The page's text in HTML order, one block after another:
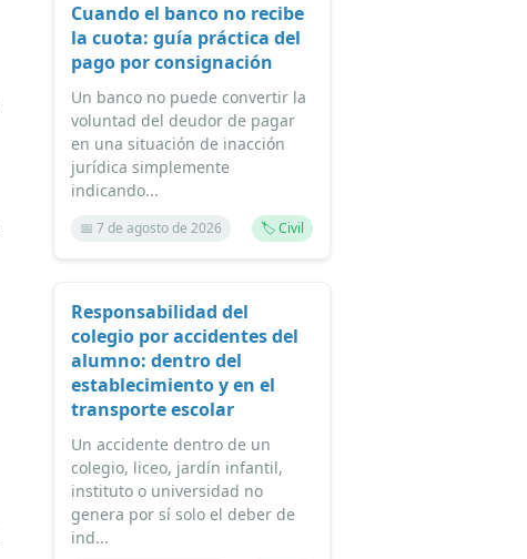
Cuando el banco no recibe
la cuota: guía práctica del
pago por consignación
Un banco no puede convertir la
voluntad del deudor de pagar
en una situación de inacción
jurídica simplemente
indicando...
📅 7 de agosto de 2026 🏷️ Civil
Responsabilidad del
colegio por accidentes del
alumno: dentro del
establecimiento y en el
transporte escolar
Un accidente dentro de un
colegio, liceo, jardín infantil,
instituto o universidad no
genera por sí solo el deber de
ind...